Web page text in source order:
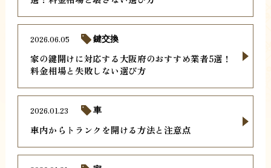
家の鍵開けに対応する大阪府のおすすめ業者5選！
料金相場と失敗しない選び方
2026.06.05 鍵交換
車内からトランクを開ける方法と注意点
2026.01.23 車